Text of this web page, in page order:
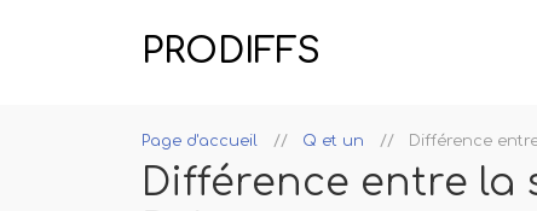
PRODIFFS
Page d'accueil Q et un Différence
Différence entre la